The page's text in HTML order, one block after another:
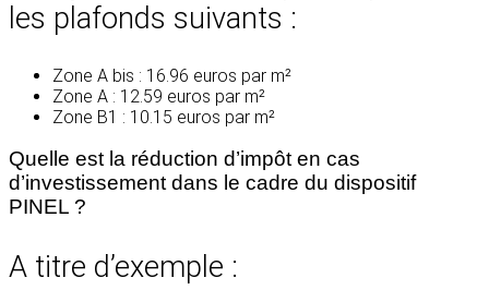
les plafonds suivants :
Zone A bis : 16.96 euros par m²
Zone A : 12.59 euros par m²
Zone B1 : 10.15 euros par m²
Quelle est la réduction d’impôt en cas
d’investissement dans le cadre du dispositif
PINEL ?
A titre d’exemple :